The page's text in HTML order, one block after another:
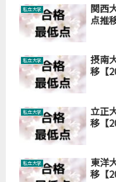
私立大学
関西
点推
私立大学
摂南
移【
私立大学
立正
移【
私立大学
東洋
移【